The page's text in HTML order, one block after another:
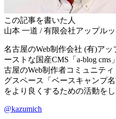
この記事を書いた人
山本 一道 / 有限会社アップル
名古屋のWeb制作会社 (有)ア
ーストな国産CMS「a-blog
古屋のWeb制作者コミュニテ
グスペース「ベースキャンプ
をより良くするための活動をし
@kazumich